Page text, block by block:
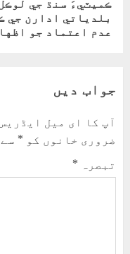
Next
post:
ڪميٽيءَ سنڌ جي
بلدياتي ادارن جي
عدم اعتماد جو
جواب دیں
آپ کا ای میل
ضروری خانوں کو *
تبصرہ *